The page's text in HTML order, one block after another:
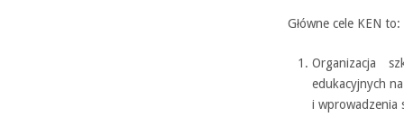
Główne cele KEN to:
Organizacja
edukacyjnych
i wprowadzenia